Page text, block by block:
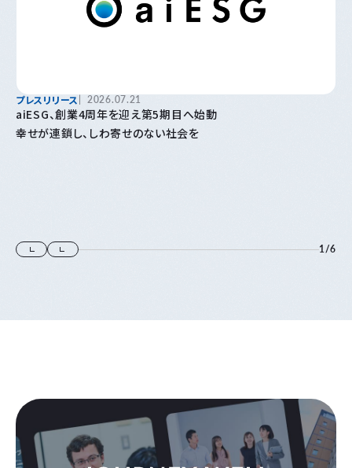
プレスリリース 2026.07.21
aiESG、創業4周年を迎え第5期目へ始動
幸せが連鎖し、しわ寄せのない社会を
1/6